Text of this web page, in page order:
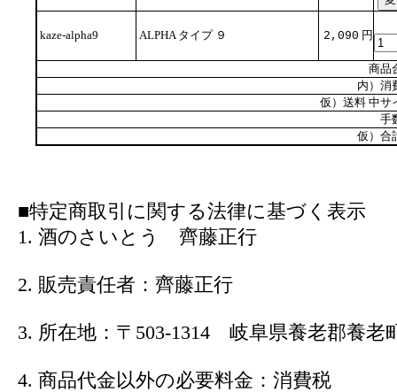
kaze-alpha9 ALPHA タイプ ９ 2,090 円
商品
内）消
仮）送料 中サ
手
仮）合
■特定商取引に関する法律に基づく表示
1. 酒のさいとう 齊藤正行
2. 販売責任者：齊藤正行
3. 所在地：〒503-1314 岐阜県養老郡養老
4. 商品代金以外の必要料金：消費税